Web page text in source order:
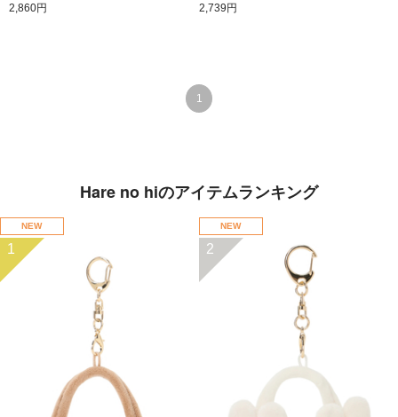
2,860円 2,739円
1
Hare no hiのアイテムランキング
NEW
1
NEW
2